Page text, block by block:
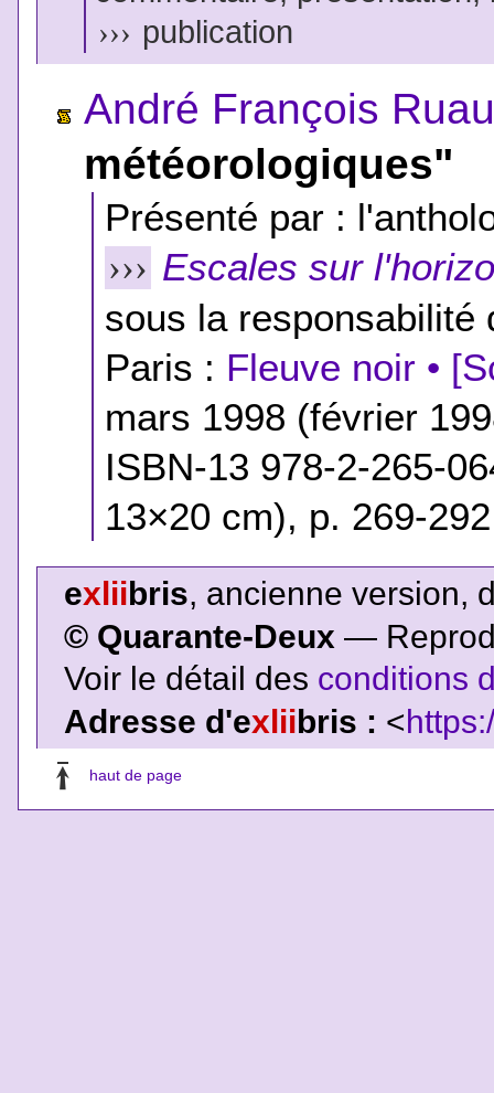
››› publication
André François
météorologiques"
Présenté par :
››› Escales sur
sous la
Paris : Fleuve noir •
mars 1998 (février
ISBN-13 978-2-265-
13×20 cm), p. 269-
exliibris, ancienne version,
© Quarante-Deux —
Voir le détail des conditions
Adresse d'exlii bris : <
haut de page